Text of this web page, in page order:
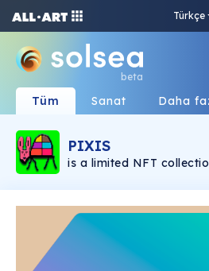
Türkçe
beta
Tüm Sanat Daha
PIXIS
is a limited NFT
Ballester.